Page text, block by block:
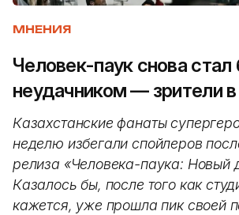
МНЕНИЯ
Человек-паук снова
неудачником — зрители в
Казахстанские фанаты
неделю избегали спойлеров
релиза «Человека-паука: Новый
Казалось бы, после того как
кажется, уже прошла пик своей